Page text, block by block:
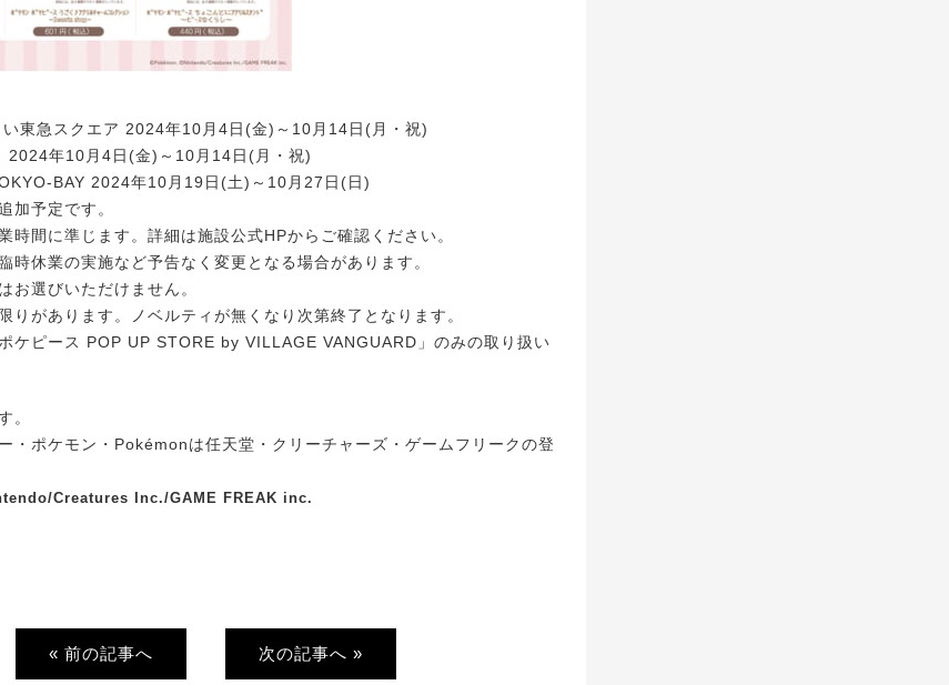
東急スクエア 2024年10月4日(金)～10月14日(月・祝)
2024年10月4日(金)～10月14日(月・祝)
BAY 2024年10月19日(土)～10月27日(日)
加予定です。
時間に準じます。詳細は施設公式HPからご確認ください。
時休業の実施など予告なく変更となる場合があります。
お選びいただけません。
りがあります。ノベルティが無くなり次第終了となります。
ケピース POP UP STORE by VILLAGE VANGUARD」のみの取り扱い
。
・ポケモン・Pokémonは任天堂・クリーチャーズ・ゲームフリークの登
Creatures Inc./GAME FREAK inc.
« 前の記事へ 次の記事へ »